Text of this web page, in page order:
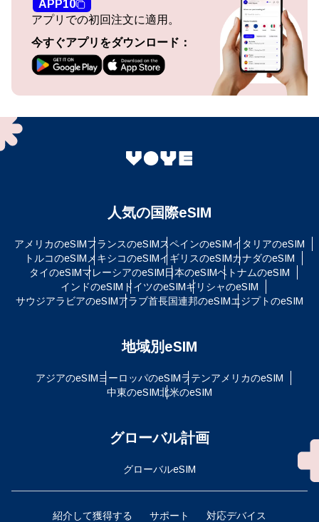
APP10
アプリでの初回注文に適用。
今すぐアプリをダウンロード：
人気の国際eSIM
アメリカのeSIMフランスのeSIMスペインのeSIMイタリアのeSIM
トルコのeSIM メキシコのeSIMイギリスのeSIMカナダのeSIM
タイのeSIMマレーシアのeSIM日本のeSIMベトナムのeSIM
インドのeSIM ドイツのeSIMギリシャのeSIM
サウジアラビアのeSIMアラブ首長国連邦のeSIMエジプトのeSIM
地域別eSIM
アジアのeSIMヨーロッパのeSIMラテンアメリカのeSIM
中東のeSIM北米のeSIM
グローバル計画
グローバルeSIM
紹介して獲得する サポート 対応デバイス